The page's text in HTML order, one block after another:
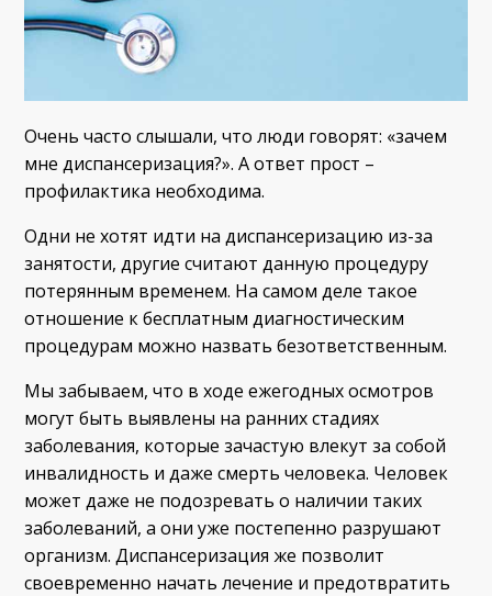
Очень часто слышали, что люди говорят: «зачем
мне диспансеризация?». А ответ прост –
профилактика необходима.
Одни не хотят идти на диспансеризацию из-за
занятости, другие считают данную процедуру
потерянным временем. На самом деле такое
отношение к бесплатным диагностическим
процедурам можно назвать безответственным.
Мы забываем, что в ходе ежегодных осмотров
могут быть выявлены на ранних стадиях
заболевания, которые зачастую влекут за собой
инвалидность и даже смерть человека. Человек
может даже не подозревать о наличии таких
заболеваний, а они уже постепенно разрушают
организм. Диспансеризация же позволит
своевременно начать лечение и предотвратить